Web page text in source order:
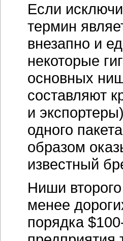
Если
термин
внезапно и
некоторые
основных
составляют
и
одного
образом
известный
Ниши
менее
порядка